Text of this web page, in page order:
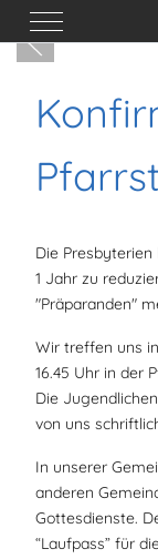
Mobile Menu
Die
1 Jahr zu
"Präparanden"
Wir treffen uns
16.45 Uhr in der
Die
von uns
In unserer
anderen
Gottesdienste.
“Laufpass” für